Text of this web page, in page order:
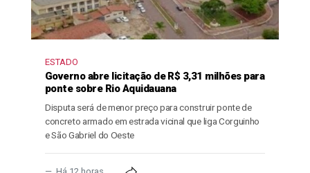
ESTADO
Governo abre licitação de R$ 3,31 milhões para
ponte sobre Rio Aquidauana
Disputa será de menor preço para construir ponte de
concreto armado em estrada vicinal que liga Corguinho
e São Gabriel do Oeste